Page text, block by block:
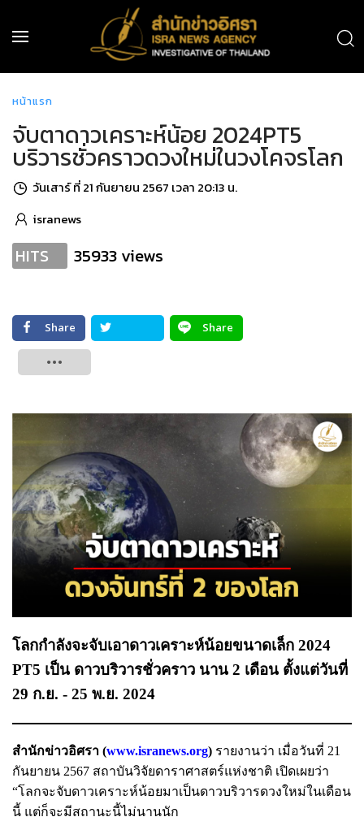
หน้าแรก
จับตาดาวเคราะห์น้อย 2024PT5
บริวารชั่วคราวดวงใหม่ในวงโคจรโลก
วันเสาร์ ที่ 21 กันยายน 2567 เวลา 20:13 น.
isranews
HITS 35933 views
Share
Share
โลกกำลังจะจับเอาดาวเคราะห์น้อยขนาดเล็ก 2024
PT5 เป็น ดาวบริวารชั่วคราว นาน 2 เดือน ตั้งแต่วันที่
29 ก.ย. - 25 พ.ย. 2024
สำนักข่าวอิศรา (www.isranews.org) รายงานว่า เมื่อวันที่ 21
กันยายน 2567 สถาบันวิจัยดาราศาสตร์แห่งชาติ เปิดเผยว่า
“โลกจะจับดาวเคราะห์น้อยมาเป็นดาวบริวารดวงใหม่ในเดือน
นี้ แต่ก็จะมีสถานะนี้ไม่นานนัก